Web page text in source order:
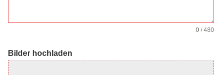
0 / 480
Bilder hochladen